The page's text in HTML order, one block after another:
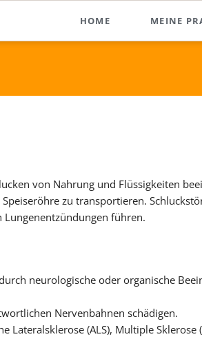
HOME MEINE
von Nahrung und Flüssigkeiten
zu transportieren.
führen.
neurologische oder organische
Nervenbahnen schädigen.
Lateralsklerose (ALS), Multiple